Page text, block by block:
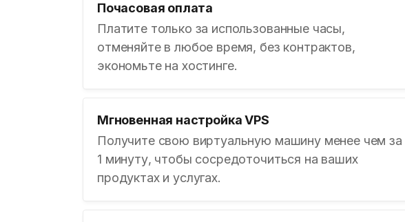
Почасовая оплата
Платите только за использованные часы,
отменяйте в любое время, без контрактов,
экономьте на хостинге.
Мгновенная настройка VPS
Получите свою виртуальную машину менее чем за
1 минуту, чтобы сосредоточиться на ваших
продуктах и услугах.